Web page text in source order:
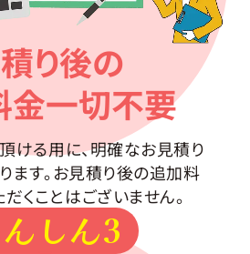
り後の
金一切不要
ける用に、明確なお見積り
ます。お見積り後の追加料
くことはございません。
しん3